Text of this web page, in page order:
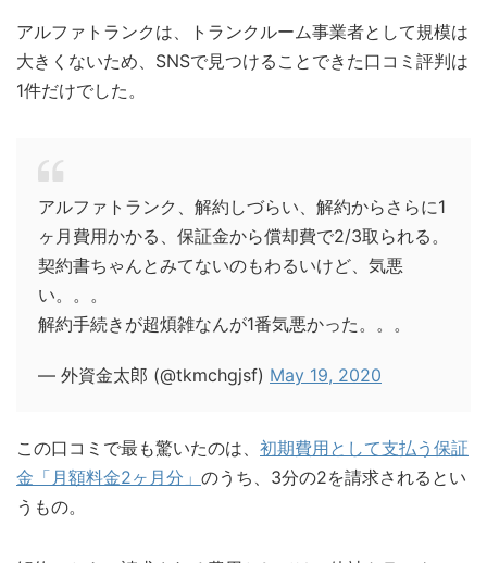
アルファトランクは、トランクルーム事業者として規模は
大きくないため、SNSで見つけることできた口コミ評判は
1件だけでした。
アルファトランク、解約しづらい、解約からさらに1
ヶ月費用かかる、保証金から償却費で2/3取られる。
契約書ちゃんとみてないのもわるいけど、気悪
い。。。
解約手続きが超煩雑なんが1番気悪かった。。。
— 外資金太郎 (@tkmchgjsf) May 19, 2020
この口コミで最も驚いたのは、 初期費用として支払う保証
金「月額料金2ヶ月分」 のうち、3分の2を請求されるとい
うもの。